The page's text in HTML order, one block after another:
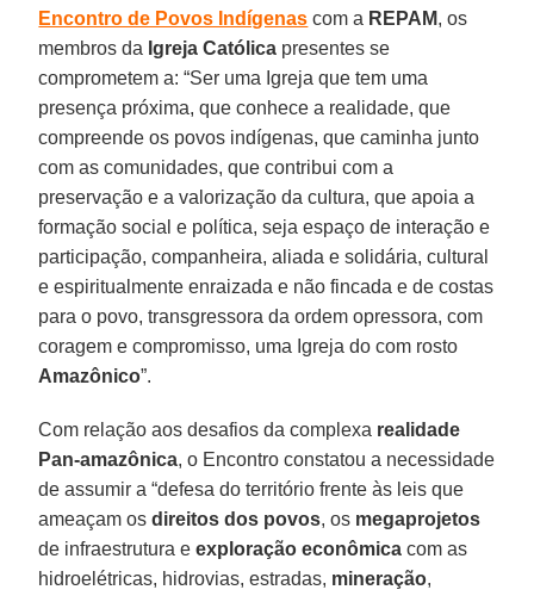
Encontro de Povos Indígenas com a REPAM, os
membros da Igreja Católica presentes se
comprometem a: “Ser uma Igreja que tem uma
presença próxima, que conhece a realidade, que
compreende os povos indígenas, que caminha junto
com as comunidades, que contribui com a
preservação e a valorização da cultura, que apoia a
formação social e política, seja espaço de interação e
participação, companheira, aliada e solidária, cultural
e espiritualmente enraizada e não fincada e de costas
para o povo, transgressora da ordem opressora, com
coragem e compromisso, uma Igreja do com rosto
Amazônico”.
Com relação aos desafios da complexa realidade
Pan-amazônica, o Encontro constatou a necessidade
de assumir a “defesa do território frente às leis que
ameaçam os direitos dos povos, os megaprojetos
de infraestrutura eexploração econômica com as
hidroelétricas, hidrovias, estradas, mineração,